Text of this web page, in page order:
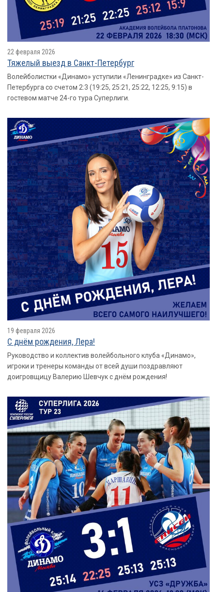
22 февраля 2026
Тяжелый выезд в Санкт-Петербург
Волейболистки «Динамо» уступили «Ленинградке» из Санкт-
Петербурга со счетом 2:3 (19:25, 25:21, 25:22, 12:25, 9:15) в
гостевом матче 24-го тура Суперлиги.
19 февраля 2026
С днём рождения, Лера!
Руководство и коллектив волейбольного клуба «Динамо»,
игроки и тренеры команды от всей души поздравляют
доигровщицу Валерию Шевчук с днём рождения!